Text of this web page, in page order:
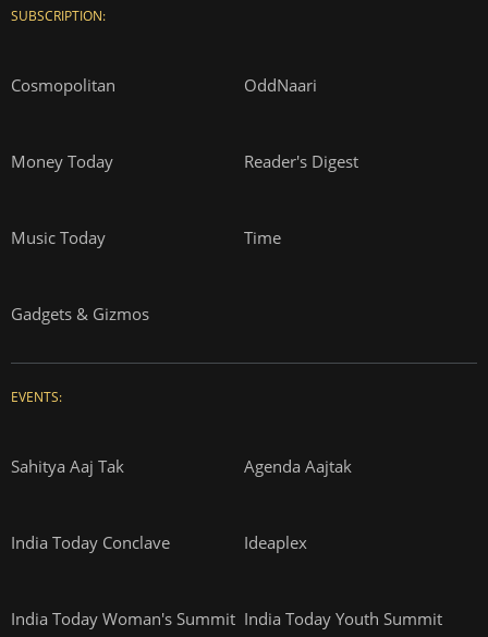
SUBSCRIPTION:
Cosmopolitan OddNaari
Money Today Reader's Digest
Music Today Time
Gadgets & Gizmos
EVENTS:
Sahitya Aaj Tak Agenda Aajtak
India Today Conclave Ideaplex
India Today Woman's Summit India Today Youth Summit